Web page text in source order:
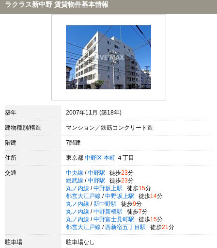
ラクラス新中野 賃貸物件基本情報
築年 2007年11月 (築18年)
建物種別/構造 マンション／鉄筋コンクリート造
階建 7階建
住所 東京都 中野区 本町 ４丁目
交通 中央線 / 中野駅 徒歩23分
総武線 / 中野駅 徒歩23分
丸ノ内線 / 中野坂上駅 徒歩15分
都営大江戸線 / 中野坂上駅 徒歩14分
丸ノ内線 / 新中野駅 徒歩9分
丸ノ内線 / 中野新橋駅 徒歩7分
丸ノ内線 / 中野富士見町駅 徒歩15分
都営大江戸線 / 西新宿五丁目駅 徒歩21 分
駐車場 駐車場なし